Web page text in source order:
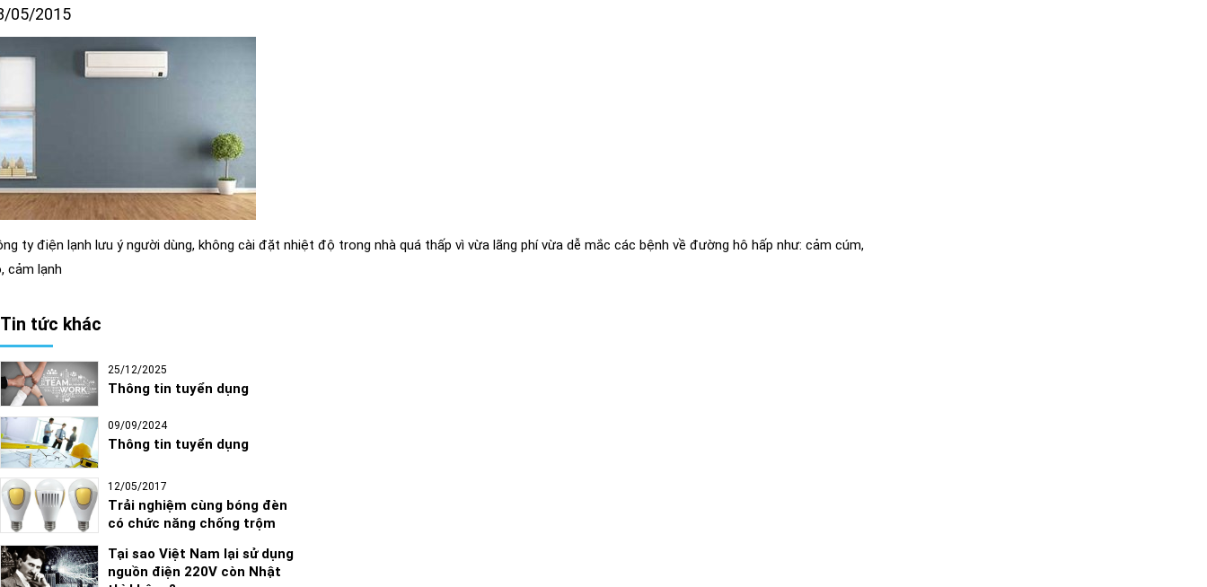
05/2015
ty điện lạnh lưu ý người dùng, không cài đặt nhiệt độ trong nhà quá thấp vì vừa lãng phí vừa dễ mắc các bệnh về đường hô hấp như: cảm cúm,
cảm lạnh
Tin tức khác
25/12/2025
Thông tin tuyển dụng
09/09/2024
Thông tin tuyển dụng
12/05/2017
Trải nghiệm cùng bóng đèn
có chức năng chống trộm
Tại sao Việt Nam lại sử dụng
nguồn điện 220V còn Nhật